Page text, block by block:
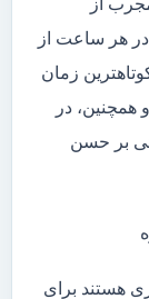
از
در هر ساعت از
زمان
همچنین، در
بر حسن
هستند برای